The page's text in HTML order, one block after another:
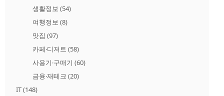
생활정보 (54)
여행정보 (8)
맛집 (97)
카페·디저트 (58)
사용기·구매기 (60)
금융·재테크 (20)
IT(148)